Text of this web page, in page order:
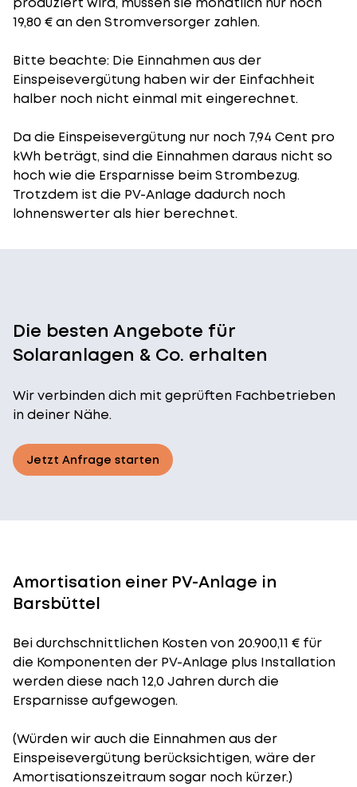
19,80 € an den Stromversorger zahlen.
Bitte beachte: Die Einnahmen aus der
Einspeisevergütung haben wir der Einfachheit
halber noch nicht einmal mit eingerechnet.
Da die Einspeisevergütung nur noch 7,94 Cent pro
kWh beträgt, sind die Einnahmen daraus nicht so
hoch wie die Ersparnisse beim Strombezug.
Trotzdem ist die PV-Anlage dadurch noch
lohnenswerter als hier berechnet.
Die besten Angebote für
Solaranlagen & Co. erhalten
Wir verbinden dich mit geprüften Fachbetrieben
in deiner Nähe.
Jetzt Anfrage starten
Amortisation einer PV-Anlage in
Barsbüttel
Bei durchschnittlichen Kostenvon 20.900,11 € für
die Komponenten der PV-Anlage plus Installation
werden diese nach 12,0 Jahren durch die
Ersparnisse aufgewogen.
(Würden wir auch die Einnahmen aus der
Einspeisevergütung berücksichtigen, wäre der
Amortisationszeitraumsogar noch kürzer.)